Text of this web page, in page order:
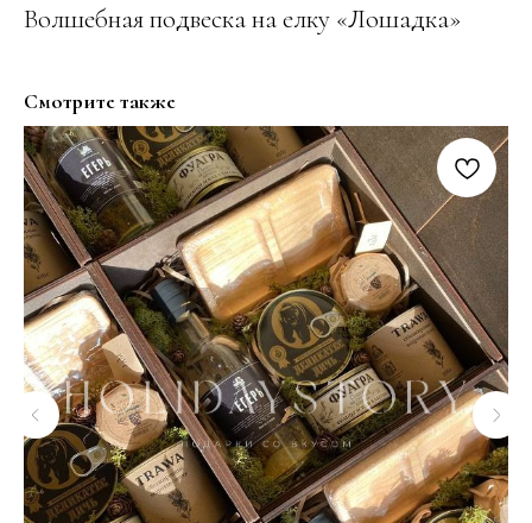
Волшебная подвеска на елку «Лошадка»
Смотрите также